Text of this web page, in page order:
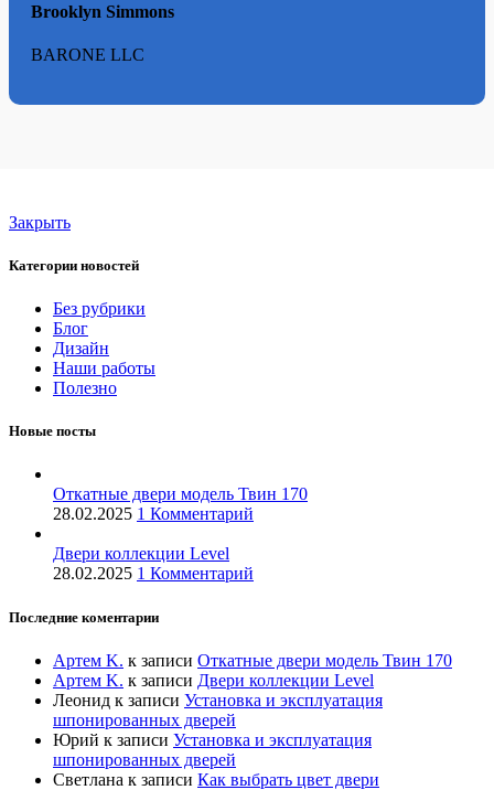
Brooklyn Simmons
BARONE LLC
Закрыть
Категории новостей
Без рубрики
Блог
Дизайн
Наши работы
Полезно
Новые посты
Откатные двери модель Твин 170
28.02.2025 1 Комментарий
Двери коллекции Level
28.02.2025 1 Комментарий
Последние коментарии
Артем K. к записи Откатные двери модель Твин 170
Артем K. к записи Двери коллекции Level
Леонид к записи Установка и эксплуатация
шпонированных дверей
Юрий к записи Установка и эксплуатация
шпонированных дверей
Светлана к записи Как выбрать цвет двери